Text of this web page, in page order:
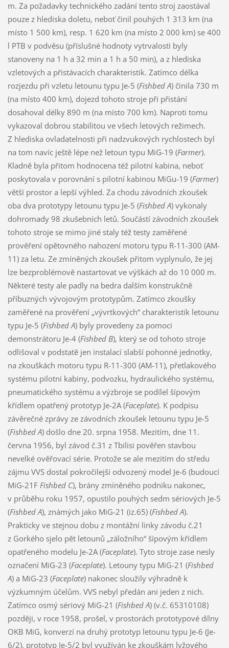
m. Za požadavky technického zadání tento stroj zaostával
pouze z hlediska doletu, neboť činil pouhých 1 313 km (na
místo 1 500 km), resp. 1 620 km (na místo 2 000 km) se 400
l PTB v podvěsu (příslušné hodnoty vytrvalosti byly
stanoveny na 1 h a 32 min a 1 h a 50 min), a z hlediska
vzletových a přistávacích charakteristik. Zatímco délka
rozjezdu při vzletu letounu typu Je-5 (Fishbed A) činila 730 m
(na místo 400 km), dojezd tohoto stroje při přistání
dosahoval délky 890 m (na místo 700 km). Naproti tomu
vykazoval dobrou stabilitou ve všech letových režimech.
Z hlediska ovladatelnosti při nadzvukových rychlostech byl
na tom navíc ještě lépe než letoun typu MiG-19 (Farmer).
Kladně byla přitom hodnocena též pilotní kabina, neboť
poskytovala v porovnání s pilotní kabinou MiGu-19 (Farmer)
větší prostor a lepší výhled. Za chodu závodních zkoušek
oba dva prototypy letounu typu Je-5 (Fishbed A) vykonaly
dohromady 98 zkušebních letů. Součástí závodních zkoušek
tohoto stroje se mimo jiné staly též testy zaměřené
prověření opětovného nahození motoru typu R-11-300 (AM-
11) za letu. Ze zmíněných zkoušek přitom vyplynulo, že jej
lze bezproblémově nastartovat ve výškách až do 10 000 m.
Některé testy ale padly na bedra dalším konstrukčně
příbuzných vývojovým prototypům. Zatímco zkoušky
zaměřené na prověření „vývrtkových“ charakteristik letounu
typu Je-5 (Fishbed A) byly provedeny za pomoci
demonstrátoru Je-4 (Fishbed B), který se od tohoto stroje
odlišoval v podstatě jen instalací slabší pohonné jednotky,
na zkouškách motoru typu R-11-300 (AM-11), přetlakového
systému pilotní kabiny, podvozku, hydraulického systému,
pneumatického systému a výzbroje se podílel šípovým
křídlem opatřený prototyp Je-2A (Faceplate). K podpisu
závěrečné zprávy ze závodních zkoušek letounu typu Je-5
(Fishbed A) došlo dne 20. srpna 1958. Mezitím, dne 11.
června 1956, byl závod č.31 z Tbilisi pověřen stavbou
nevelké ověřovací série. Protože se ale mezitím do středu
zájmu VVS dostal pokročilejší odvozený model Je-6 (budoucí
MiG-21F Fishbed C), brány zmíněného podniku nakonec,
v průběhu roku 1957, opustilo pouhých sedm sériových Je-5
(Fishbed A), známých jako MiG-21 (iz.65) (Fishbed A).
Prakticky ve stejnou dobu z montážní linky závodu č.21
z Gorkého sjelo pět letounů „záložního“ šípovým křídlem
opatřeného modelu Je-2A (Faceplate). Tyto stroje zase nesly
označení MiG-23 (Faceplate). Letouny typu MiG-21 (Fishbed
A) a MiG-23 (Faceplate) nakonec sloužily výhradně k
výzkumným účelům. VVS nebyl předán ani jeden z nich.
Zatímco osmý sériový MiG-21 (Fishbed A) (v.č. 65310108)
později, v roce 1958, prošel, v prostorách prototypové dílny
OKB MiG, konverzí na druhý prototyp letounu typu Je-6 (Je-
6/2), prototyp Je-5/2 byl využíván ke zkouškám lyžového